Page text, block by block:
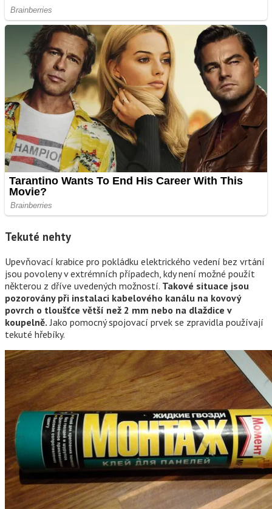
Tekuté nehty
Upevňovací krabice pro pokládku elektrického vedení bez vrtání
jsou povoleny v extrémních případech, kdy není možné použít
některou z dříve uvedených možností. Takové situace jsou
pozorovány při instalaci kabelového kanálu na kovový
povrch o tloušťce větší než 2 mm nebo na dlaždice v
koupelně. Jako pomocný spojovací prvek se zpravidla používají
tekuté hřebíky.